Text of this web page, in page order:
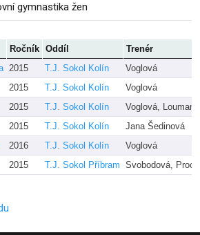
gymnastika žen
Ročník Oddíl
Trenér
2015 T.J. Sokol Kolín
Voglová
2015 T.J. Sokol Kolín
Voglová
2015 T.J. Sokol Kolín
Voglová,
2015 T.J. Sokol Kolín
Jana Šedinová
2016 T.J. Sokol Kolín
Voglová
2015 T.J. Sokol Příbram Svobodová,